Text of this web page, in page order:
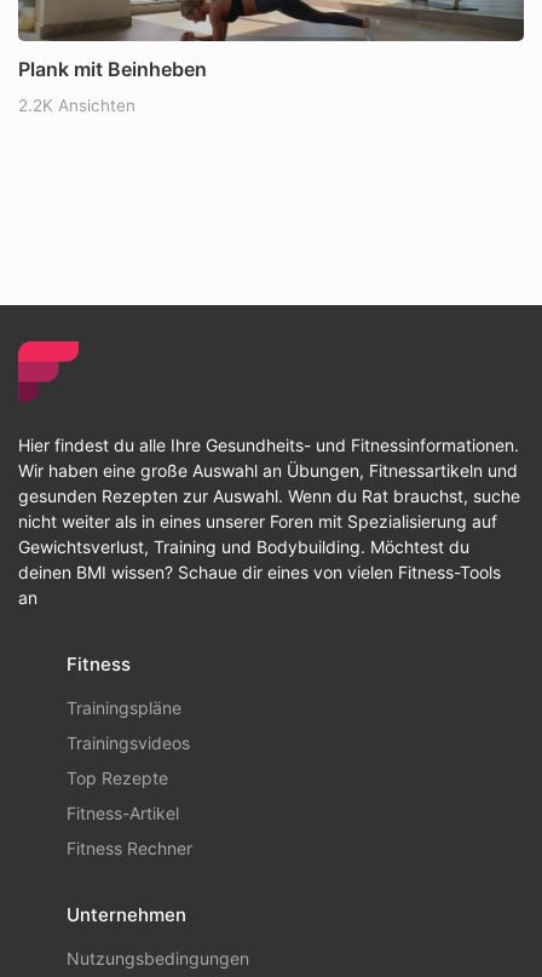
Plank mit Beinheben
2.2K Ansichten
Hier findest du alle Ihre Gesundheits- und Fitnessinformationen.
Wir haben eine große Auswahl an Übungen, Fitnessartikeln und
gesunden Rezepten zur Auswahl. Wenn du Rat brauchst, suche
nicht weiter als in eines unserer Foren mit Spezialisierung auf
Gewichtsverlust, Training und Bodybuilding. Möchtest du
deinen BMI wissen? Schaue dir eines von vielen Fitness-Tools
an
Fitness
Trainingspläne
Trainingsvideos
Top Rezepte
Fitness-Artikel
Fitness Rechner
Unternehmen
Nutzungsbedingungen